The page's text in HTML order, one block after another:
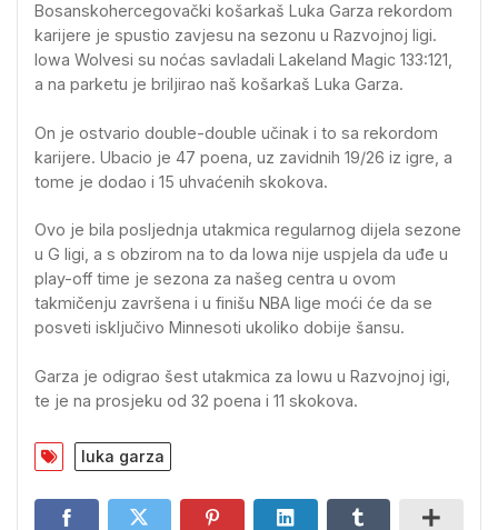
Bosanskohercegovački košarkaš Luka Garza rekordom
karijere je spustio zavjesu na sezonu u Razvojnoj ligi.
Iowa Wolvesi su noćas savladali Lakeland Magic 133:121,
a na parketu je briljirao naš košarkaš Luka Garza.
On je ostvario double-double učinak i to sa rekordom
karijere. Ubacio je 47 poena, uz zavidnih 19/26 iz igre, a
tome je dodao i 15 uhvaćenih skokova.
Ovo je bila posljednja utakmica regularnog dijela sezone
u G ligi, a s obzirom na to da Iowa nije uspjela da uđe u
play-off time je sezona za našeg centra u ovom
takmičenju završena i u finišu NBA lige moći će da se
posveti isključivo Minnesoti ukoliko dobije šansu.
Garza je odigrao šest utakmica za Iowu u Razvojnoj igi,
te je na prosjeku od 32 poena i 11 skokova.
luka garza